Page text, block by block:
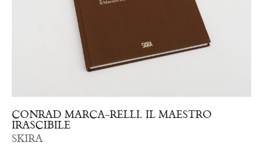
CONRAD MARCA-RELLI. IL MAESTRO
IRASCIBILE
SKIRA